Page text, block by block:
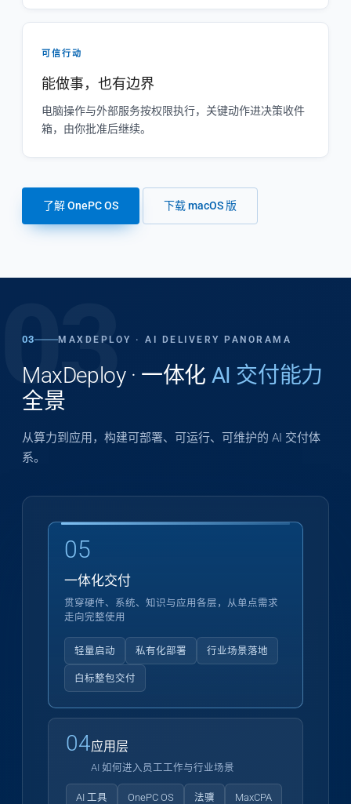
可信行动
能做事，也有边界
电脑操作与外部服务按权限执行，关键动作进决策收件
箱，由你批准后继续。
了解 OnePC OS 下载 macOS 版
03
03 MAXDEPLOY · AI DELIVERY PANORAMA
MaxDeploy · 一体化 AI 交付能力
全景
从算力到应用，构建可部署、可运行、可维护的 AI 交付体
系。
04应用层
AI 如何进入员工工作与行业场景
AI 工具 OnePC OS 法骥 MaxCPA
05
一体化交付
贯穿硬件、系统、知识与应用各层，从单点需求
走向完整使用
轻量启动 私有化部署 行业场景落地
白标整包交付